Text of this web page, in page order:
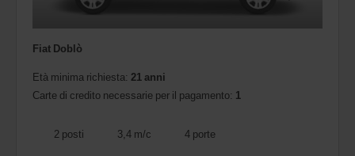
Fiat Doblò
Età minima richiesta: 21 anni
Carte di credito necessarie per il pagamento: 1
2 posti 3,4 m/c 4 porte